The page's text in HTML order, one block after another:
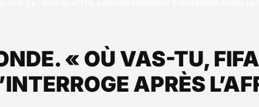
« OÙ VAS-TU,
APRÈS